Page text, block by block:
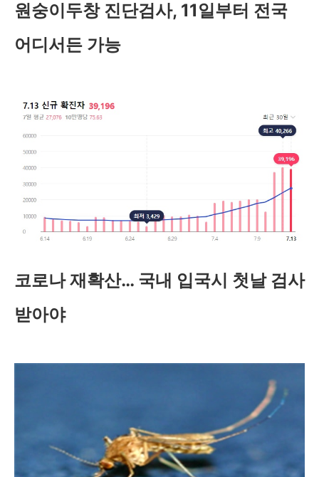
원숭이두창 진단검사, 11일부터 전국
어디서든 가능
코로나 재확산… 국내 입국시 첫날 검사
받아야